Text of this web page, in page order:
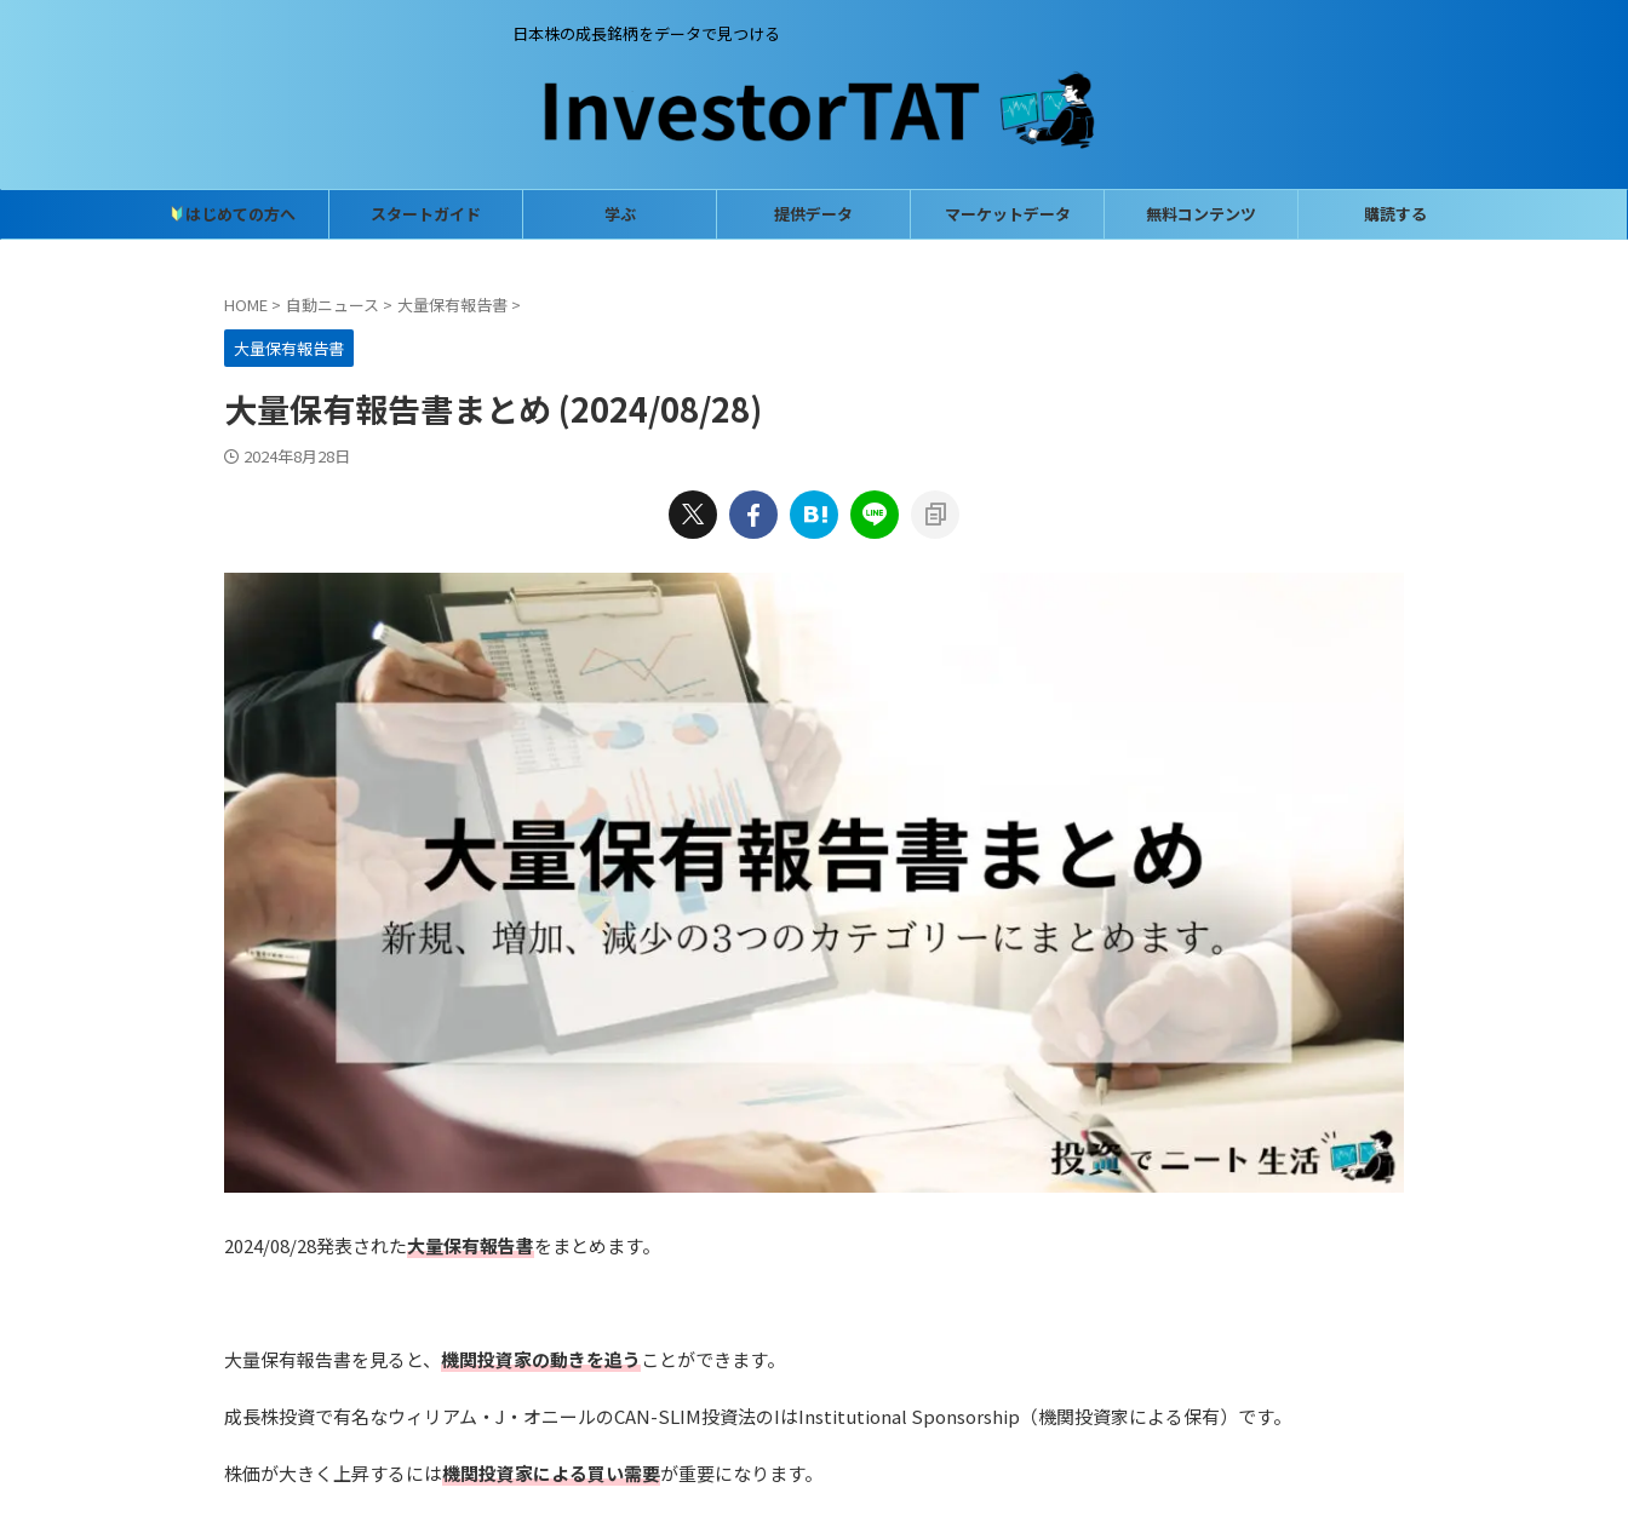
日本株の成長銘柄をデータで見つける
はじめての方へ スタートガイド 学ぶ 提供データ マーケットデータ 無料コンテンツ 購読する
HOME > 自動ニュース > 大量保有報告書 >
大量保有報告書
大量保有報告書まとめ (2024/08/28)
2024年8月28日
2024/08/28発表された大量保有報告書をまとめます。
大量保有報告書を見ると、 機関投資家の動きを追うことができます。
成長株投資で有名なウィリアム・J・オニールのCAN-SLIM投資法のIはInstitutional Sponsorship（機関投資家による保有）です。
株価が大きく上昇するには機関投資家による買い需要が重要になります。